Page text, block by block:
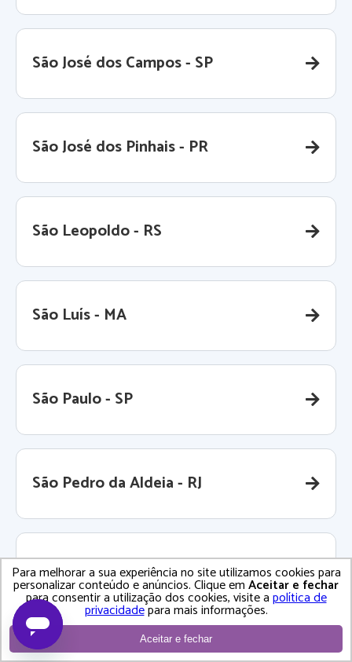
São José dos Campos - SP
São José dos Pinhais - PR
São Leopoldo - RS
São Luís - MA
São Paulo - SP
São Pedro da Aldeia - RJ
São Roque - SP
São Sebastião - SP
Para melhorar a sua experiência no site utilizamos cookies para
personalizar conteúdo e anúncios. Clique emAceitar e fechar
para consentir a utilização dos cookies, visite apolítica de
privacidadepara mais informações.
Aceitar e fechar